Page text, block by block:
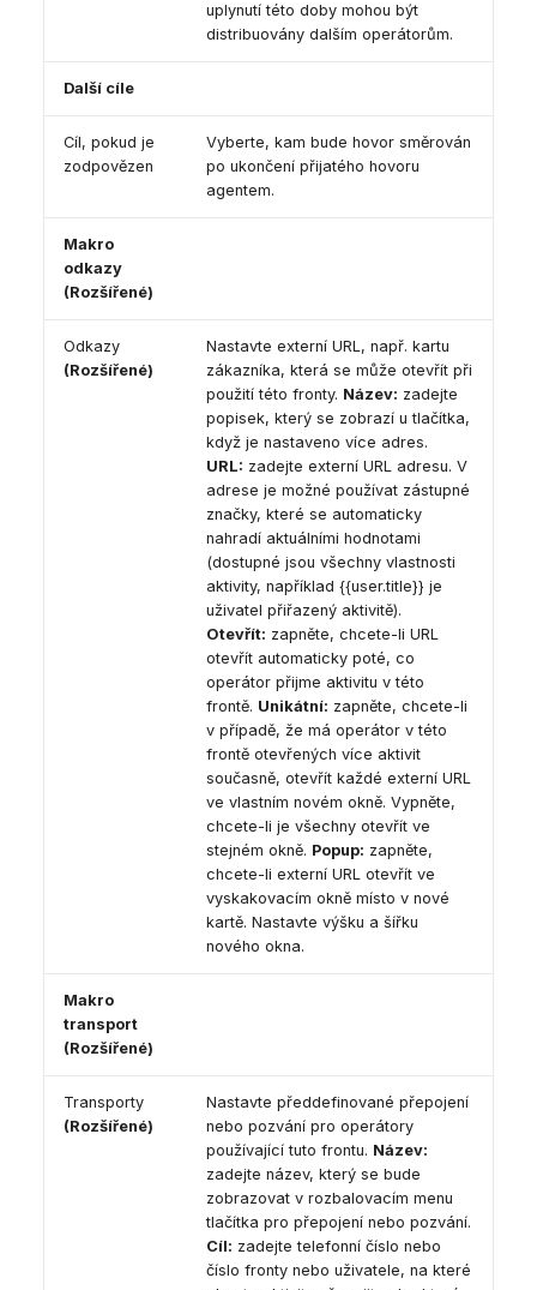
uplynutí této doby mohou být
distribuovány dalším operátorům.
Další cíle
Cíl, pokud je
zodpovězen
Vyberte, kam bude hovor směrován
po ukončení přijatého hovoru
agentem.
Makro
odkazy
(Rozšířené)
Odkazy
(Rozšířené)
Nastavte externí URL, např. kartu
zákazníka, která se může otevřít při
použití této fronty. Název: zadejte
popisek, který se zobrazí u tlačítka,
když je nastaveno více adres.
URL: zadejte externí URL adresu. V
adrese je možné používat zástupné
značky, které se automaticky
nahradí aktuálními hodnotami
(dostupné jsou všechny vlastnosti
aktivity, například {{user.title}} je
uživatel přiřazený aktivitě).
Otevřít: zapněte, chcete-li URL
otevřít automaticky poté, co
operátor přijme aktivitu v této
frontě. Unikátní: zapněte, chcete-li
v případě, že má operátor v této
frontě otevřených více aktivit
současně, otevřít každé externí URL
ve vlastním novém okně. Vypněte,
chcete-li je všechny otevřít ve
stejném okně. Popup: zapněte,
chcete-li externí URL otevřít ve
vyskakovacím okně místo v nové
kartě. Nastavte výšku a šířku
nového okna.
Makro
transport
(Rozšířené)
Transporty
(Rozšířené)
Nastavte předdefinované přepojení
nebo pozvání pro operátory
používající tuto frontu. Název:
zadejte název, který se bude
zobrazovat v rozbalovacím menu
tlačítka pro přepojení nebo pozvání.
Cíl: zadejte telefonní číslo nebo
číslo fronty nebo uživatele, na které